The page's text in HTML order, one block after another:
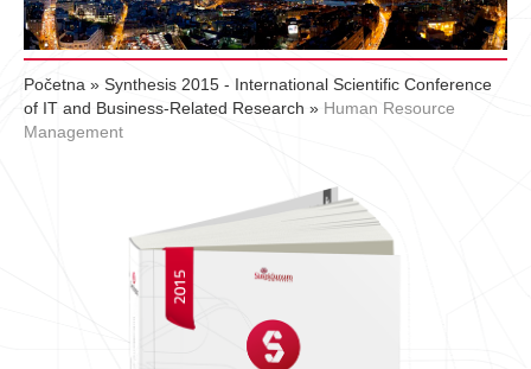
Početna » Synthesis 2015 - International Scientific Conference
of IT and Business-Related Research » Human Resource
Management